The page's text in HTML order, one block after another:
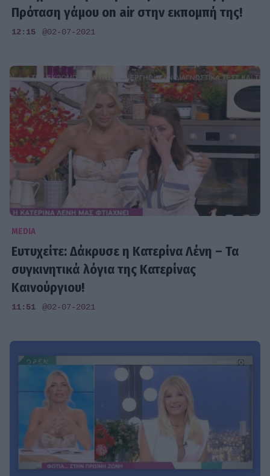
Πρόταση γάμου on air στην εκπομπή της!
12:15 @02-07-2021
MEDIA
Ευτυχείτε: Δάκρυσε η Κατερίνα Λένη – Τα
συγκινητικά λόγια της Κατερίνας
Καινούργιου!
11:51 @02-07-2021